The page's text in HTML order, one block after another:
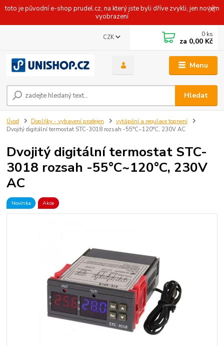
toto je původní e-shop prudel.cz, na který jste byli dříve zvykli, jen novém
vyobrazení
Menu
CZK
Hledat
0 ks
za 0,00 Kč
Úvod Doplňky - vybavení prodejen
vytápění a regulace topnení
Dvojitý digitální termostat STC-3018 rozsah -55°C~120°C, 230V AC
Dvojitý digitální termostat STC-
3018 rozsah -55°C~120°C, 230V
AC
Novinka Akce